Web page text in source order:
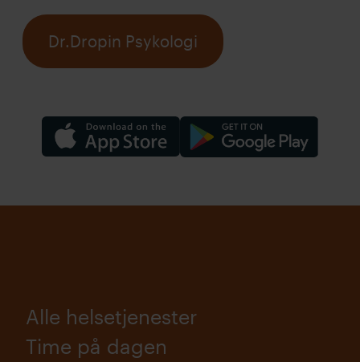
Dr.Dropin Psykologi
Alle helsetjenester
Time på dagen